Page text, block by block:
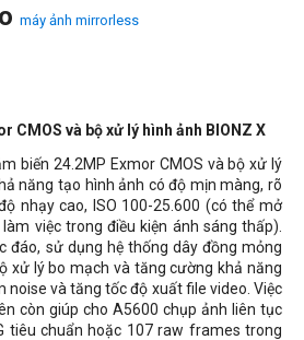
máy ảnh mirrorless
CMOS và bộ xử lý hình ảnh BIONZ X
biến 24.2MP Exmor CMOS và bộ xử lý
năng tạo hình ảnh có độ mịn màng, rõ
nhạy cao, ISO 100-25.600 (có thể mở
việc trong điều kiện ánh sáng thấp).
đáo, sử dụng hệ thống dây đồng mỏng
xử lý bo mạch và tăng cường khả năng
noise và tăng tốc độ xuất file video. Việc
còn giúp cho A5600 chụp ảnh liên tục
tiêu chuẩn hoặc 107 raw frames trong